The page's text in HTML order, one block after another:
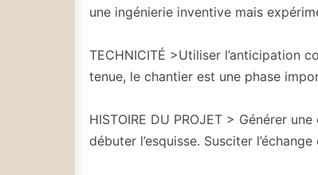
une ingénierie inventive mais
TECHNICITÉ >Utiliser l’anticipation
tenue, le chantier est une phase
HISTOIRE DU PROJET > Générer
débuter l’esquisse. Susciter